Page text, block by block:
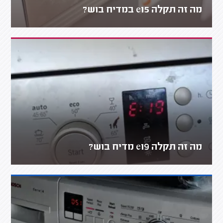
מה זה תקלה e15 במדיח בוש?
מה זה תקלה e19 מדיח בוש?